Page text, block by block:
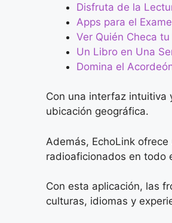
Disfruta de la
Apps para el
Ver Quién Checa
Un Libro en Una
Domina el
Con una interfaz intuitiva
ubicación geográfica.
Además, EchoLink
radioaficionados en todo
Con esta aplicación, las
culturas, idiomas y